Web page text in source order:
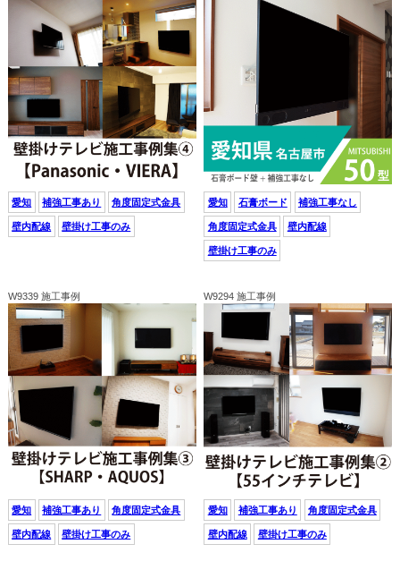
愛知 補強工事あり 角度固定式金具
壁内配線 壁掛け工事のみ
愛知 石膏ボード 補強工事なし
角度固定式金具 壁内配線
壁掛け工事のみ
W9339 施工事例
愛知 補強工事あり 角度固定式金具
壁内配線 壁掛け工事のみ
W9294 施工事例
愛知 補強工事あり 角度固定式金具
壁内配線 壁掛け工事のみ